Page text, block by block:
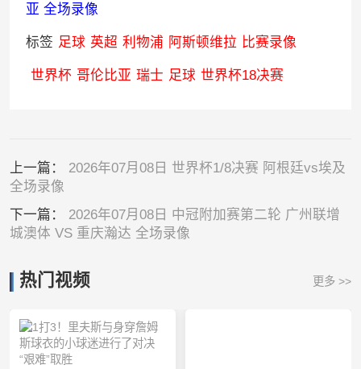
亚 全场录像
标签 足球 英超 利物浦 阿斯顿维拉 比赛录像
世界杯 哥伦比亚 瑞士 足球 世界杯18决赛
上一篇： 2026年07月08日 世界杯1/8决赛 阿根廷vs埃及
全场录像
下一篇： 2026年07月08日 中冠附加赛第二轮 广州联增
城澳体 VS 重庆瀚达 全场录像
热门视频 更多 >>